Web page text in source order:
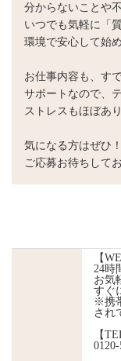
分からないことや
いつでも気軽に「
環境で安心して始
お仕事内容も、す
サポートなので、
ストレスもほぼあ
気になる方はぜひ！
ご応募お待ちして
【
24時
お気
すぐ
※携
され
【